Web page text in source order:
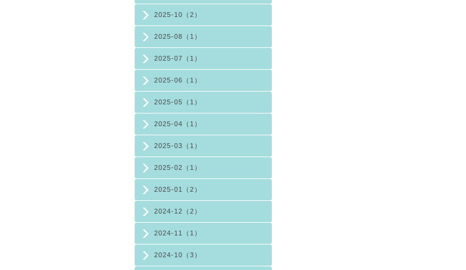
2025-10（2）
2025-08（1）
2025-07（1）
2025-06（1）
2025-05（1）
2025-04（1）
2025-03（1）
2025-02（1）
2025-01（2）
2024-12（2）
2024-11（1）
2024-10（3）